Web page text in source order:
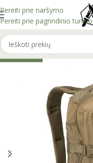
Pereiti prie naršymo
Pereiti prie pagrindinio turinio